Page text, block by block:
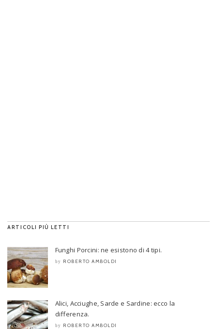
ARTICOLI PIÙ LETTI
Funghi Porcini: ne esistono di 4 tipi.
by ROBERTO AMBOLDI
Alici, Acciughe, Sarde e Sardine: ecco la
differenza.
by ROBERTO AMBOLDI